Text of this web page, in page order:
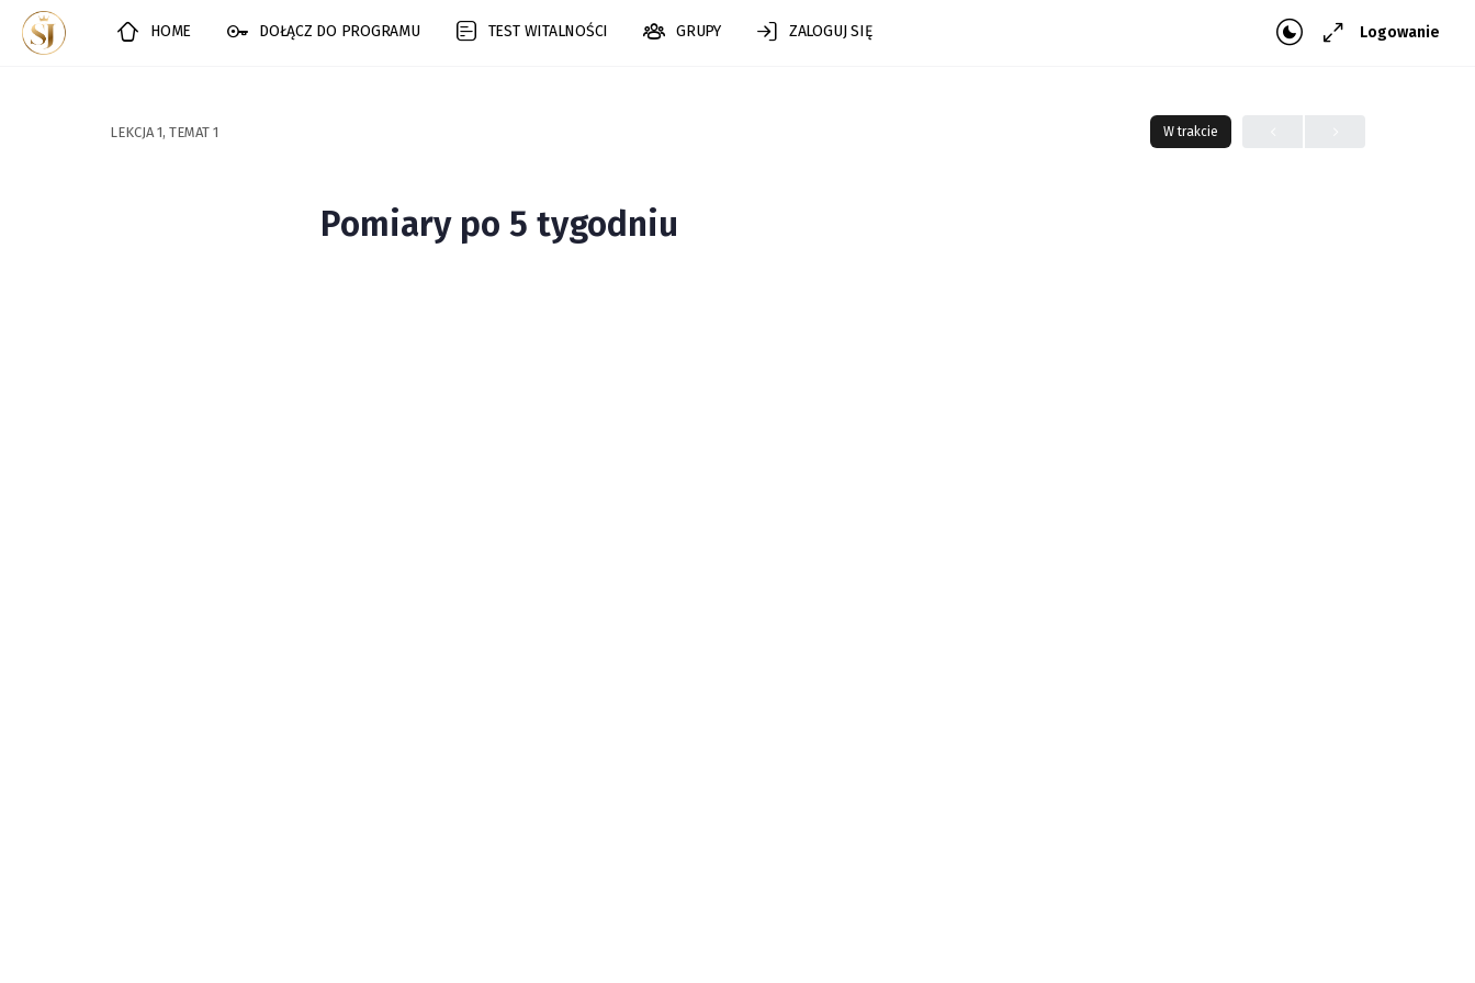
HOME DOŁĄCZ DO PROGRAMU TEST WITALNOŚCI GRUPY ZALOGUJ SIĘ Logowanie
LEKCJA 1, TEMAT 1 W trakcie
Pomiary po 5 tygodniu